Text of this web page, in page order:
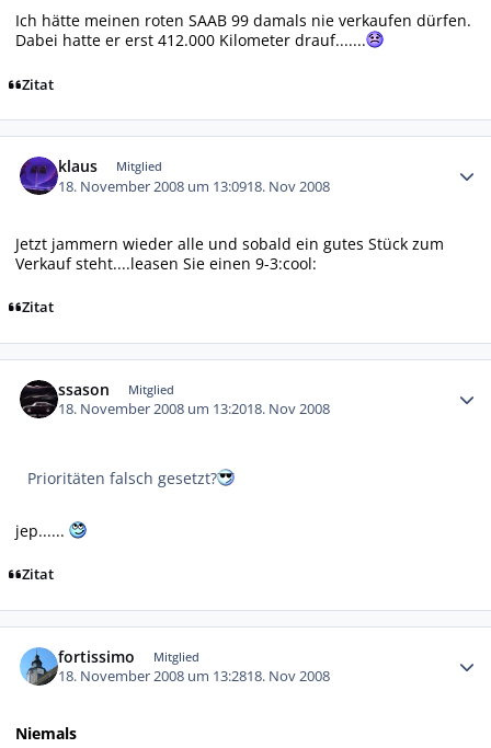
Ich hätte meinen roten SAAB 99 damals nie verkaufen dürfen.
Dabei hatte er erst 412.000 Kilometer drauf.......
Zitat
klaus Mitglied
18. November 2008 um 13:0918. Nov 2008
Jetzt jammern wieder alle und sobald ein gutes Stück zum
Verkauf steht....leasen Sie einen 9-3:cool:
Zitat
ssason Mitglied
18. November 2008 um 13:2018. Nov 2008
Prioritäten falsch gesetzt?
jep......
Zitat
fortissimo Mitglied
18. November 2008 um 13:2818. Nov 2008
Niemals